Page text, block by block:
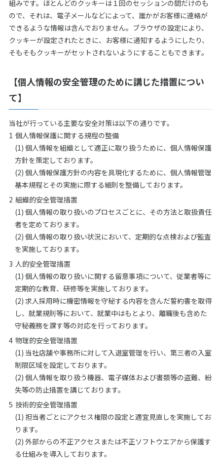
組みです。ほとんどのクッキーは１回のセッションの間だけのも
ので、それは、電子メールなどによって、誰かがお客様に連絡が
できるような情報は含んでおりません。ブラウザの設定により、
クッキーが設定されたときに、お客様に通知するようにしたり、
そもそもクッキーがセットされないようにすることもできます。
【個人情報の安全管理のために講じた措置につい
て】
当社が行っている主要な安全対策は以下の通りです。
個人情報保護に関する規程の整備
(1) 個人情報を組織として適正に取り扱うために、個人情報保護
方針を策定しております。
(2) 個人情報保護方針の内容を具現化するために、個人情報管理
基本規程とその実施に際する細則を整備しております。
組織的安全管理措置
(1) 個人情報の取り扱いのプロセスごとに、その方法と取扱責任
者を定めております。
(2) 個人情報の取り扱い状況において、定期的な点検および監査
を実施しております。
人的安全管理措置
(1) 個人情報の取り扱いに関する留意事項について、従業者等に
定期的な教育、研修等を実施しております。
(2) 求人採用時に機密情報を守秘する内容を含んだ誓約書を取得
し、就業規則等において、就業中はもとより、離職後も含めた
守秘義務を課す等の対応を行っております。
物理的安全管理措置
(1) 当社店舗や事務所に対して入退室管理を行い、第三者の入室
制限区域を設定しております。
(2) 個人情報を取り扱う機器、電子媒体および書類等の盗難、紛
失等の防止措置を講じております。
技術的安全管理措置
(1) 担当者ごとにアクセス権限の設定と適宜見直しを実施してお
ります。
(2) 外部からの不正アクセスまたは不正ソフトウエアから保護す
る仕組みを導入しております。